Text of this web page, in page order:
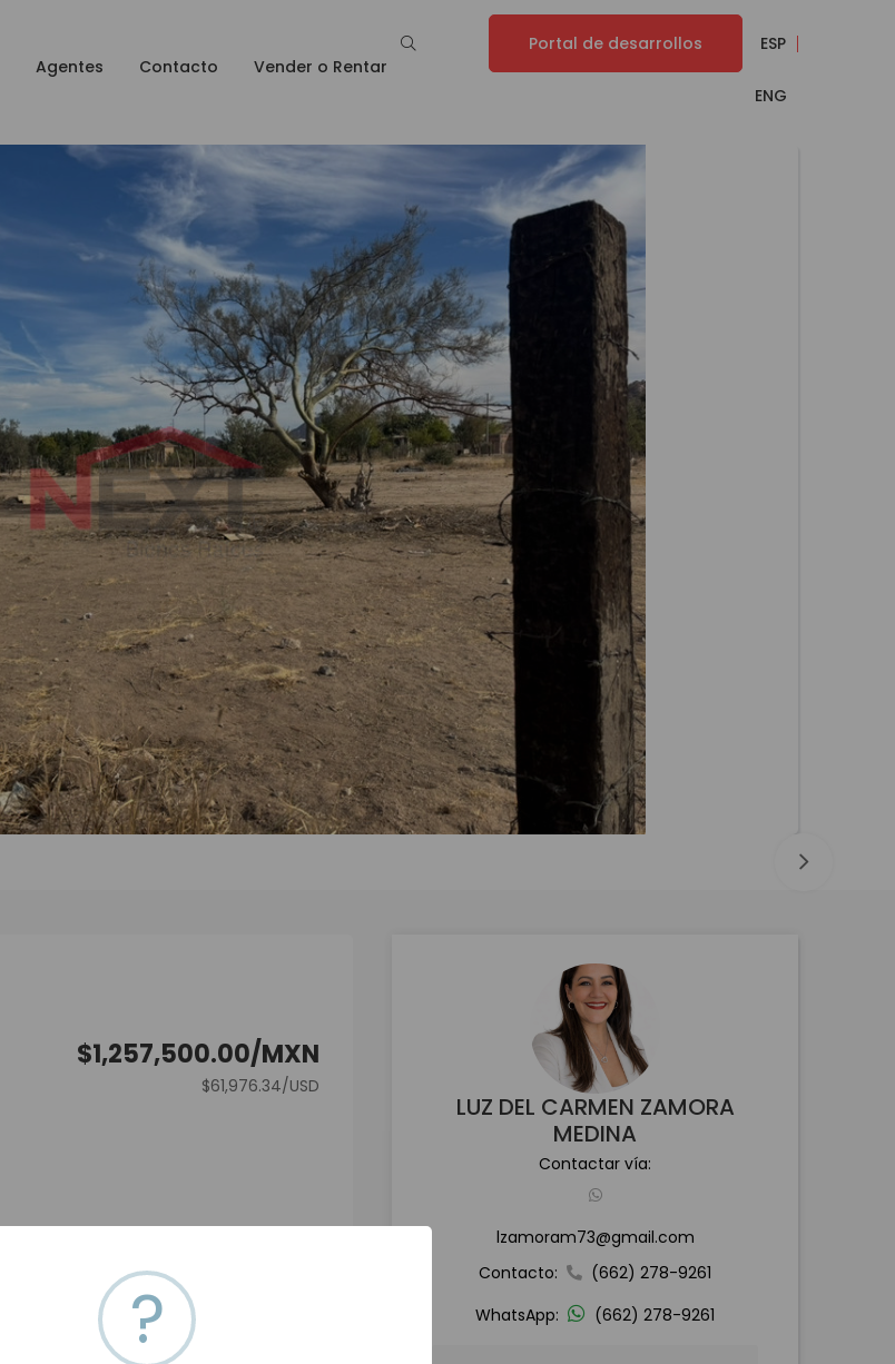
Agentes Contacto Vender o Rentar
Portal de desarrollos ESP
ENG
$1,257,500.00/MXN
$61,976.34/USD
LUZ DEL CARMEN ZAMORA
MEDINA
Contactar vía:
lzamoram73@gmail.com
Contacto:
(662) 278-9261
WhatsApp:
(662) 278-9261
?